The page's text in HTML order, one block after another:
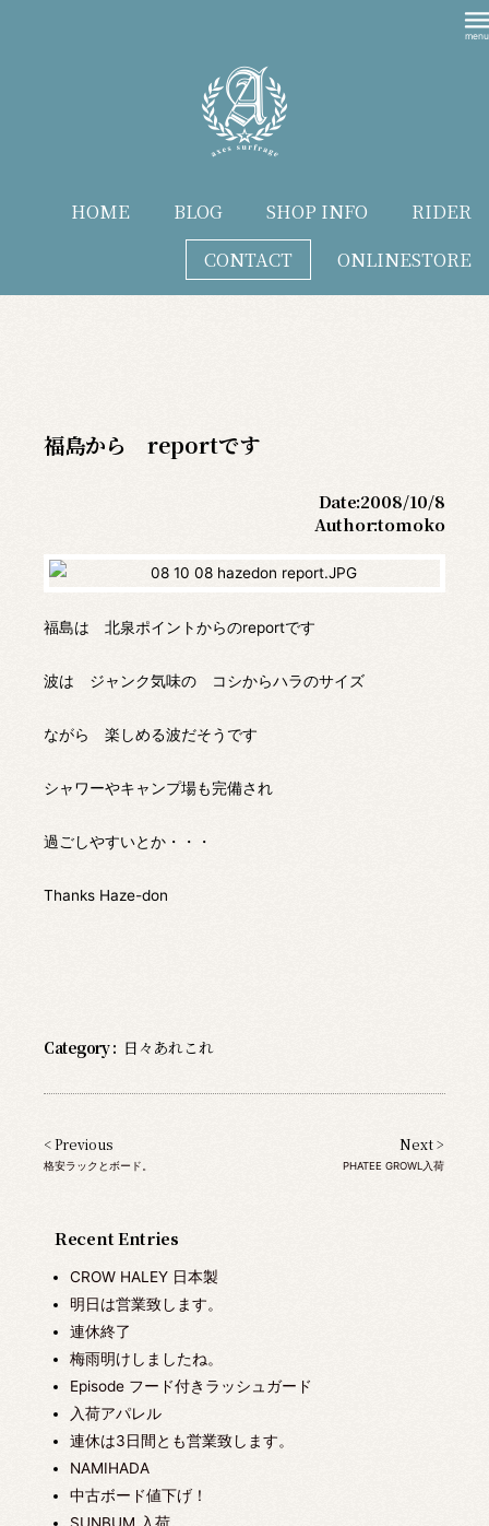
HOME BLOG SHOP INFO
RIDER
CONTACT
ONLINESTORE
Recent Entries
CROW HALEY 日本製
明日は営業致します。
連休終了
梅雨明けしましたね。
Episode フード付きラッシュガード
入荷アパレル
連休は3日間とも営業致します。
NAMIHADA
中古ボード値下げ！
福島から reportです
Date:2008/10/8
Author:tomoko
福島は 北泉ポイントからのreportです
波は ジャンク気味の コシからハラのサイズ
ながら 楽しめる波だそうです
シャワーやキャンプ場も完備され
過ごしやすいとか・・・
Thanks Haze-don
Category : 日々あれこれ
< Previous
格安ラックとボード。
Next >
PHATEE GROWL入荷